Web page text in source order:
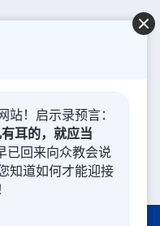
国度吗？
！启示录预言：
耳的，就应当
已回来向众教会说
知道如何才能迎接